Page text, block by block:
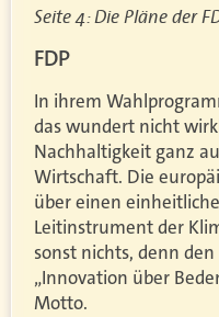
Seite 4: Die Pläne der
FDP
In ihrem
das wundert nicht
Nachhaltigkeit ganz
Wirtschaft. Die
über einen
Leitinstrument der
sonst nichts, denn
„Innovation über
Motto.